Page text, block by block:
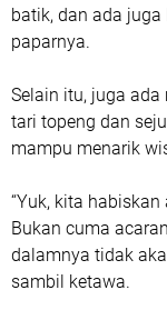
batik, dan ada juga
paparnya.
Selain itu, juga
tari topeng dan
mampu menarik
“Yuk, kita
Bukan cuma
dalamnya tidak
sambil ketawa.